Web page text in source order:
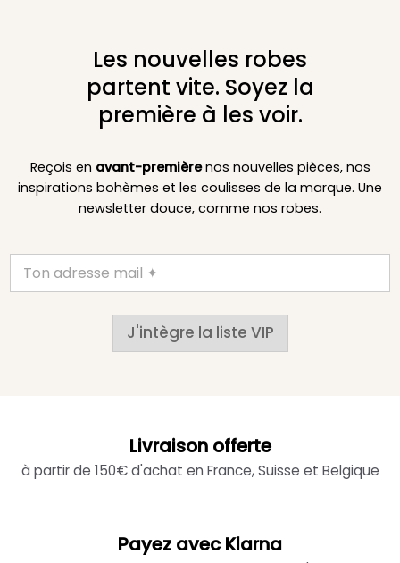
Les nouvelles robes
partent vite. Soyez la
première à les voir.
Reçois en avant-premièrenos nouvelles pièces, nos
inspirations bohèmes et les coulisses de la marque. Une
newsletter douce, comme nos robes.
J'intègre la liste VIP
Livraison offerte
à partir de 150€ d'achat en France, Suisse et Belgique
Payez avec Klarna